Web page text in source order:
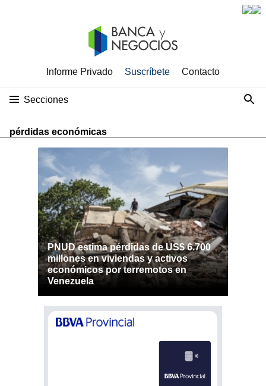
Informe Privado Suscríbete Contacto
Secciones
pérdidas económicas
PNUD estima pérdidas de US$ 6.700
millones en viviendas y activos
económicos por terremotos en
Venezuela